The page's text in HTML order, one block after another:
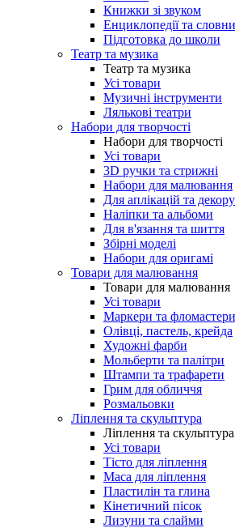
Книжки зі звуком
Енциклопедії та
Підготовка до школи
Театр та музика
Театр та музика
Усі товари
Музичні інструменти
Лялькові театри
Набори для творчості
Набори для творчості
Усі товари
3D ручки та стрижні
Набори для малювання
Для аплікацій та декору
Наліпки та альбоми
Для в'язання та шиття
Збірні моделі
Набори для оригамі
Товари для малювання
Товари для малювання
Усі товари
Маркери та фломастери
Олівці, пастель, крейда
Художні фарби
Мольберти та палітри
Штампи та трафарети
Грим для обличчя
Розмальовки
Ліплення та скульптура
Ліплення та скульптура
Усі товари
Тісто для ліплення
Маса для ліплення
Пластилін та глина
Кінетичний пісок
Лизуни та слайми